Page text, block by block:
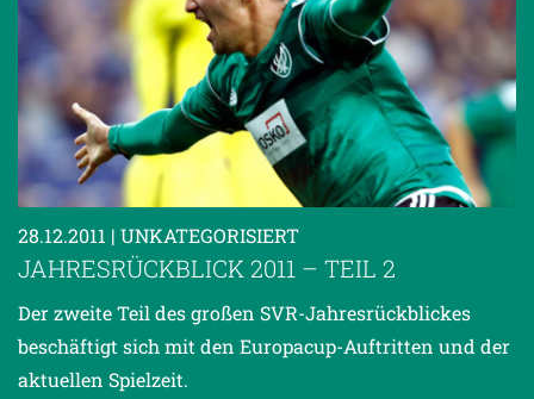
28.12.2011 | UNKATEGORISIERT
JAHRESRÜCKBLICK 2011 – TEIL 2
Der zweite Teil des großen SVR-Jahresrückblickes
beschäftigt sich mit den Europacup-Auftritten und der
aktuellen Spielzeit.